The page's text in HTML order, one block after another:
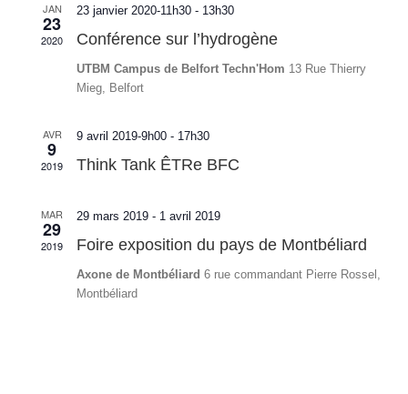
JAN
23
2020
23 janvier 2020-11h30 - 13h30
Conférence sur l’hydrogène
UTBM Campus de Belfort Techn'Hom 13 Rue Thierry
Mieg, Belfort
AVR
9
2019
9 avril 2019-9h00 - 17h30
Think Tank ÊTRe BFC
MAR
29
2019
29 mars 2019 - 1 avril 2019
Foire exposition du pays de Montbéliard
Axone de Montbéliard 6 rue commandant Pierre Rossel,
Montbéliard